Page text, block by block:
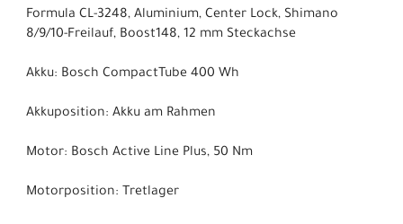
Formula CL-3248, Aluminium, Center Lock, Shimano
8/9/10-Freilauf, Boost148, 12 mm Steckachse
Akku: Bosch CompactTube 400 Wh
Akkuposition: Akku am Rahmen
Motor: Bosch Active Line Plus, 50 Nm
Motorposition: Tretlager